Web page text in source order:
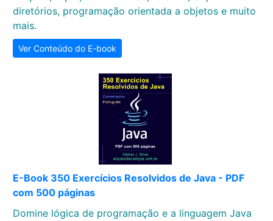
diretórios, programação orientada a objetos e muito
mais.
Ver Conteúdo do E-book
E-Book 350 Exercícios Resolvidos de Java - PDF
com 500 páginas
Domine lógica de programação e a linguagem Java